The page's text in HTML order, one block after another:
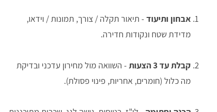
אבחון ותיעוד - תיאור תקלה / צורך, תמונות / וידאו,
מדידת שטח ונקודות חדירה.
קבלת עד 3 הצעות
- השוואה מול מחירון עדכני ובדיקת
מה כלול (חומרים, אחריות, פינוי פסולת).